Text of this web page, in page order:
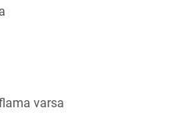
varsa